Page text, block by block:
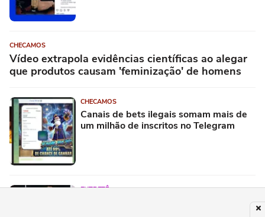
CHECAMOS
Vídeo extrapola evidências científicas ao alegar
que produtos causam 'feminização' de homens
CHECAMOS
Canais de bets ilegais somam mais de
um milhão de inscritos no Telegram
ENTRETÊ